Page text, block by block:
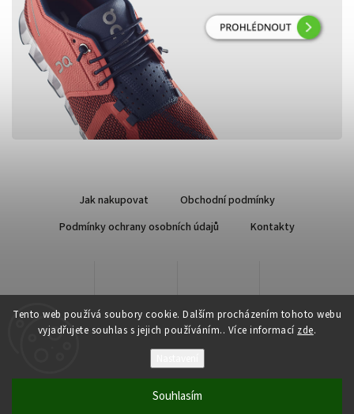
Tento web používá soubory cookie. Dalším procházením tohoto webu
vyjadřujete souhlas s jejich používáním.. Více informací zde.
Souhlasím
Jak nakupovat
Obchodní podmínky
Podmínky ochrany osobních údajů
Kontakty
Qsport.cz. Všechna práva vyhrazena.